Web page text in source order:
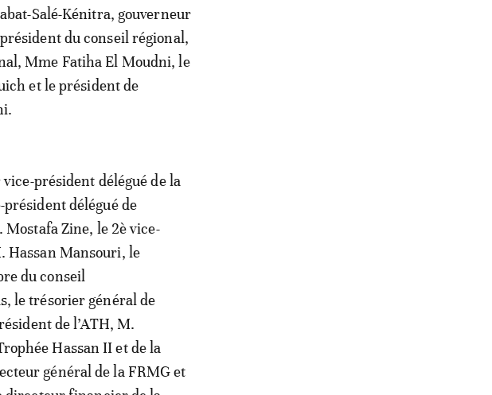
Salé-Kénitra, gouverneur
du conseil régional,
Mme Fatiha El Moudni, le
et le président de
président délégué de la
délégué de
Mostafa Zine, le 2è vice-
Hassan Mansouri, le
du conseil
le trésorier général de
de l’ATH, M.
Hassan II et de la
général de la FRMG et